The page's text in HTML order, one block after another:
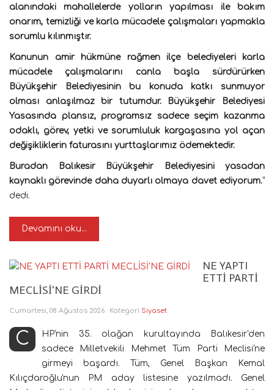
alanındaki mahallelerde yolların yapılması ile bakım
onarım, temizliği ve karla mücadele çalışmaları yapmakla
sorumlu kılınmıştır.
Kanunun amir hükmüne rağmen ilçe belediyeleri karla
mücadele çalışmalarını canla başla sürdürürken
Büyükşehir Belediyesinin bu konuda katkı sunmuyor
olması anlaşılmaz bir tutumdur. Büyükşehir Belediyesi
Yasasında plansız, programsız sadece seçim kazanma
odaklı, görev, yetki ve sorumluluk kargaşasına yol açan
değişikliklerin faturasını yurttaşlarımız ödemektedir.
Buradan Balıkesir Büyükşehir Belediyesini yasadan
kaynaklı görevinde daha duyarlı olmaya davet ediyorum.”
dedi.
Devamını oku...
NE YAPTI
ETTİ PARTİ
MECLİSİ'NE GİRDİ
Cumartesi, 08 Ağustos 2026 Kategori Siyaset
CHP'nin 35. olağan kurultayında Balıkesir'den
sadece Milletvekili Mehmet Tüm Parti Meclisi'ne
girmeyi başardı. Tüm, Genel Başkan Kemal
Kılıçdaroğlu'nun PM aday listesine yazılmadı. Genel